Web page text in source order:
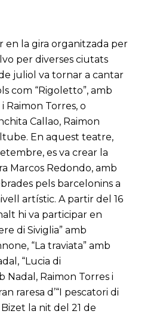
en la gira organitzada per
per diverses ciutats
de juliol va tornar a cantar
com “Rigoletto”, amb
Raimon Torres, o
Callao, Raimon
En aquest teatre,
es va crear la
Marcos Redondo, amb
pels barcelonins a
artístic. A partir del 16
hi va participar en
di Siviglia” amb
“La traviata” amb
“Lucia di
Nadal, Raimon Torres i
raresa d’“I pescatori di
la nit del 21 de